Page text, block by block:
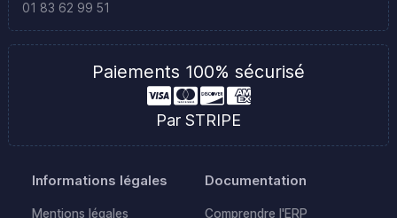
01 83 62 99 51
Paiements 100% sécurisé
Par STRIPE
Informations légales
Mentions légales
Documentation
Comprendre l'ERP